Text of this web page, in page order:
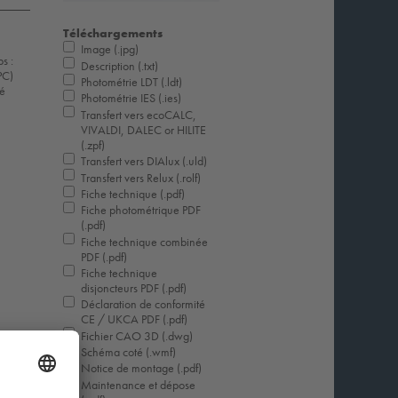
Téléchargements
Image (.jpg)
Description (.txt)
Photométrie LDT (.ldt)
Photométrie IES (.ies)
Transfert vers ecoCALC,
VIVALDI, DALEC or HILITE
(.zpf)
Transfert vers DIAlux (.uld)
Transfert vers Relux (.rolf)
Fiche technique (.pdf)
Fiche photométrique PDF
(.pdf)
Fiche technique combinée
PDF (.pdf)
Fiche technique
disjoncteurs PDF (.pdf)
Déclaration de conformité
CE / UKCA PDF (.pdf)
Fichier CAO 3D (.dwg)
Schéma coté (.wmf)
Notice de montage (.pdf)
Maintenance et dépose
: